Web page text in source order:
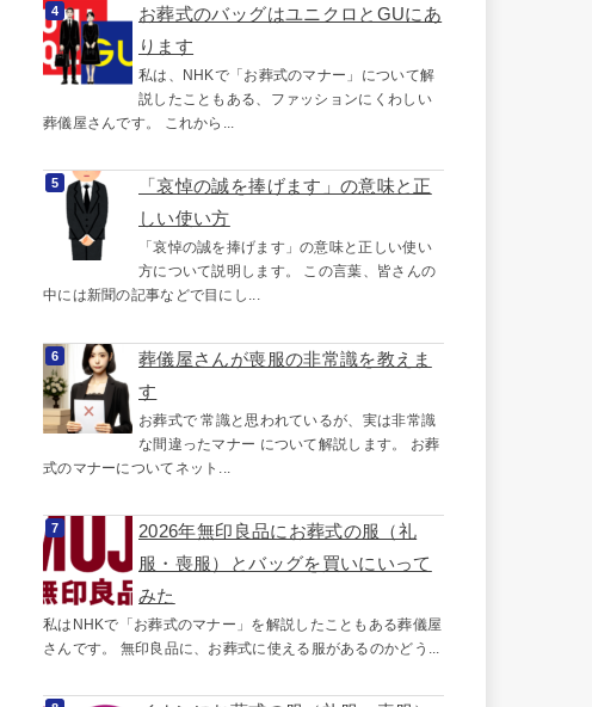
お葬式のバッグはユニクロとGUにあ
ります
私は、NHKで「お葬式のマナー」について解
説したこともある、ファッションにくわしい
葬儀屋さんです。 これから...
「哀悼の誠を捧げます」の意味と正
しい使い方
「哀悼の誠を捧げます」の意味と正しい使い
方について説明します。 この言葉、皆さんの
中には新聞の記事などで目にし...
葬儀屋さんが喪服の非常識を教えま
す
お葬式で 常識と思われているが、実は非常識
な間違ったマナー について解説します。 お葬
式のマナーについてネット...
2026年無印良品にお葬式の服（礼
服・喪服）とバッグを買いにいって
みた
私はNHKで「お葬式のマナー」を解説したこともある葬儀屋
さんです。 無印良品に、お葬式に使える服があるのかどう...